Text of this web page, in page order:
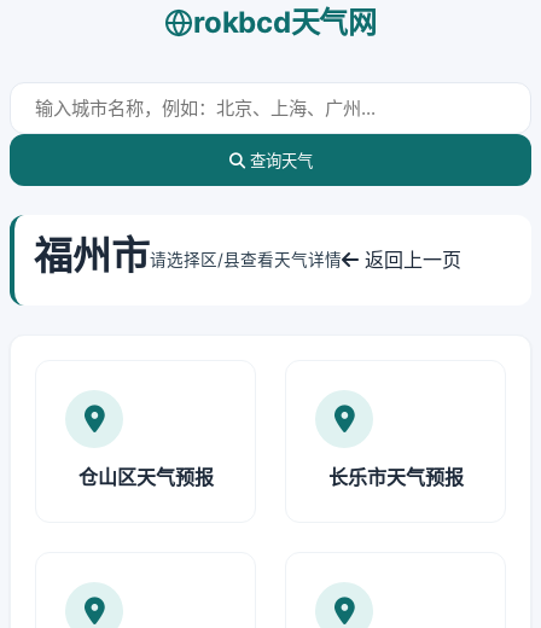
rokbcd天气网
查询天气
福州市请选择区/县查看天气详情 返回上一页
仓山区天气预报 长乐市天气预报